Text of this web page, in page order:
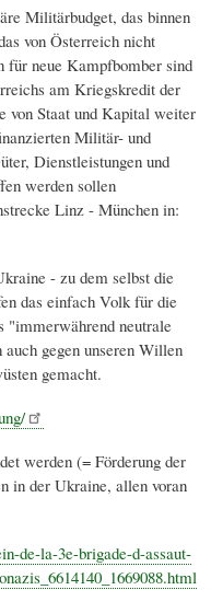
Militärbudget, das binnen
von Österreich nicht
neue Kampfbomber sind
am Kriegskredit der
von Staat und Kapital weiter
Militär- und
Dienstleistungen und
werden sollen
Linz - München in:
- zu dem selbst die
das einfach Volk für die
"immerwährend neutrale
gegen unseren Willen
gemacht.
werden (= Förderung der
in der Ukraine, allen voran
de-la-3e-brigade-d-assaut-